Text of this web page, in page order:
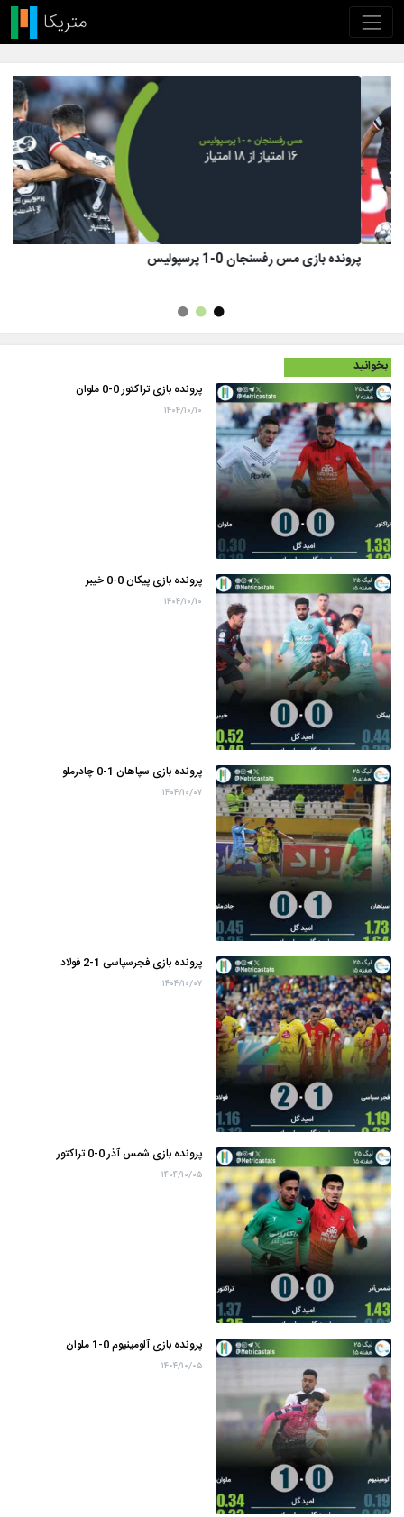
پرونده بازی تراکتور 1 (8)-(7) 1 پرسپولیس
بخوانید
پرونده بازی تراکتور 0-0 ملوان
۱۴۰۴/۱۰/۱۰
پرونده بازی پیکان 0-0 خیبر
۱۴۰۴/۱۰/۱۰
پرونده بازی سپاهان 1-0 چادرملو
۱۴۰۴/۱۰/۰۷
پرونده بازی فجرسپاسی 1-2 فولاد
۱۴۰۴/۱۰/۰۷
پرونده بازی شمس آذر 0-0 تراکتور
۱۴۰۴/۱۰/۰۵
پرونده بازی آلومینیوم 0-1 ملوان
۱۴۰۴/۱۰/۰۵